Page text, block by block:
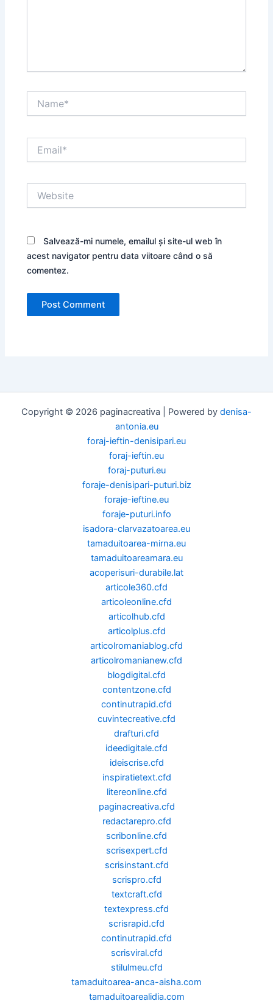
Salvează-mi numele, emailul și site-ul web în
acest navigator pentru data viitoare când o să
comentez.
Copyright © 2026 paginacreativa | Powered by denisa-
antonia.eu
foraj-ieftin-denisipari.eu
foraj-ieftin.eu
foraj-puturi.eu
foraje-denisipari-puturi.biz
foraje-ieftine.eu
foraje-puturi.info
isadora-clarvazatoarea.eu
tamaduitoarea-mirna.eu
tamaduitoareamara.eu
acoperisuri-durabile.lat
articole360.cfd
articoleonline.cfd
articolhub.cfd
articolplus.cfd
articolromaniablog.cfd
articolromanianew.cfd
blogdigital.cfd
contentzone.cfd
continutrapid.cfd
cuvintecreative.cfd
drafturi.cfd
ideedigitale.cfd
ideiscrise.cfd
inspiratietext.cfd
litereonline.cfd
paginacreativa.cfd
redactarepro.cfd
scribonline.cfd
scrisexpert.cfd
scrisinstant.cfd
scrispro.cfd
textcraft.cfd
textexpress.cfd
scrisrapid.cfd
continutrapid.cfd
scrisviral.cfd
stilulmeu.cfd
tamaduitoarea-anca-aisha.com
tamaduitoarealidia.com